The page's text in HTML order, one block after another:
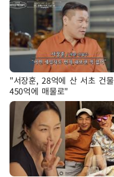
"서장훈, 28억에 산 서초 건물
450억에 매물로"